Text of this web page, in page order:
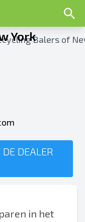
Balers of
York
DEALER
in het